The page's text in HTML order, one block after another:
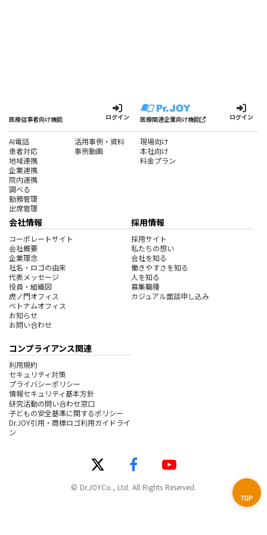
医療従事者向け機能 ログイン
AI電話
患者対応
地域連携
企業連携
院内連携
調べる
勤務管理
出席管理
活用事例・資料
事例動画
医療関連企業向け機能 ログイン
現場向け
本社向け
料金プラン
会社情報
コーポレートサイト
会社概要
企業理念
社名・ロゴの由来
代表メッセージ
役員・組織図
虎ノ門オフィス
ベトナムオフィス
お知らせ
お問い合わせ
採用情報
採用サイト
私たちの想い
会社を知る
働きやすさを知る
人を知る
募集職種
カジュアル面談申し込み
コンプライアンス関連
利用規約
セキュリティ対策
プライバシーポリシー
情報セキュリティ基本方針
研究活動の問い合わせ窓口
子どもの安全基準に関するポリシー
Dr.JOY引用・商標ロゴ利用ガイドライ
ン
© Dr.JOYCo., Ltd. All Rights Reserved.